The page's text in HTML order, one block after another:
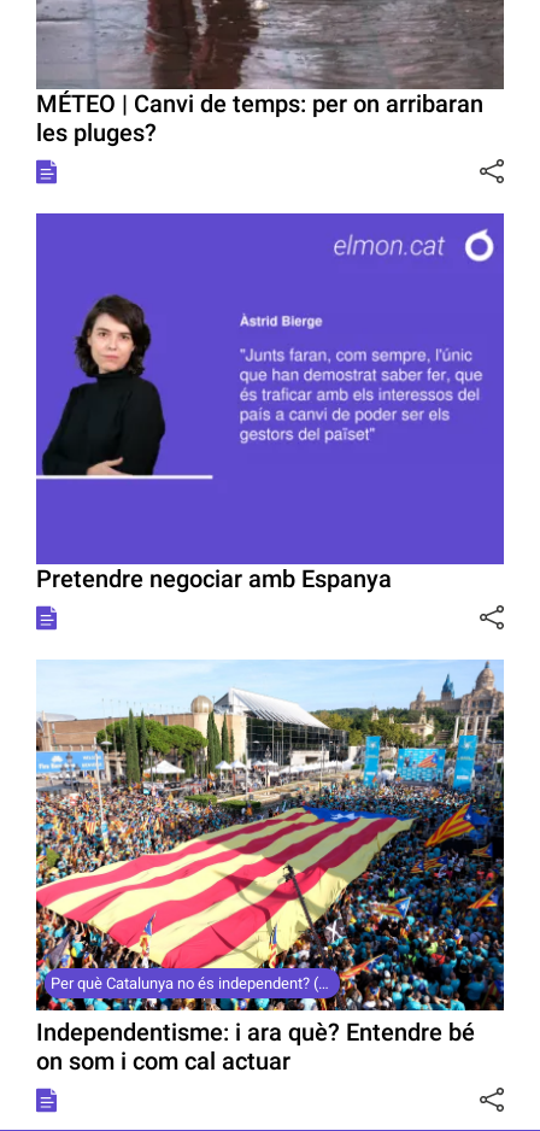
MÉTEO | Canvi de temps: per on arribaran
les pluges?
Pretendre negociar amb Espanya
Per què Catalunya no és independent? (10)
Independentisme: i ara què? Entendre bé
on som i com cal actuar